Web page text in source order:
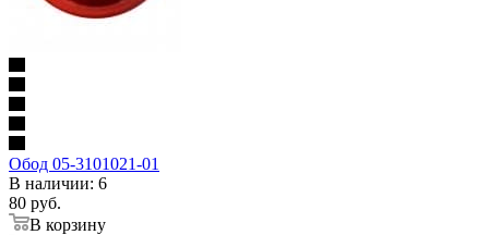
Обод 05-3101021-01
В наличии: 6
80 руб.
В корзину